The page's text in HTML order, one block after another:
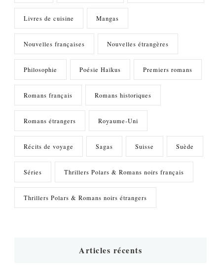
Livres de cuisine Mangas
Nouvelles françaises Nouvelles étrangères
Philosophie Poésie Haïkus Premiers romans
Romans français Romans historiques
Romans étrangers Royaume-Uni
Récits de voyage Sagas Suisse Suède
Séries Thrillers Polars & Romans noirs français
Thrillers Polars & Romans noirs étrangers
Articles récents